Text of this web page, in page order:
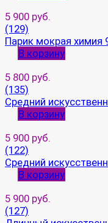
5 900 руб.
(129)
Парик мокрая химия
В корзину
5 800 руб.
(135)
Средний
В корзину
5 900 руб.
(122)
Средний
В корзину
5 900 руб.
(127)